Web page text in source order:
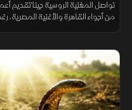
تواصل المغنية الروسية جينا تقديم
من أجواء القاهرة والأغنية المصرية،